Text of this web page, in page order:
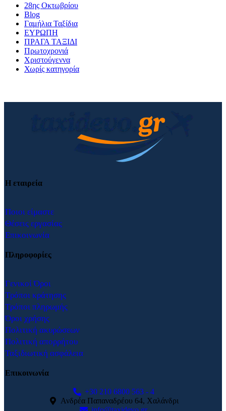
28ης Οκτωβρίου
Blog
Γαμήλια Ταξίδια
ΕΥΡΩΠΗ
ΠΡΑΓΑ ΤΑΞΙΔΙ
Πρωτοχρονιά
Χριστούγεννα
Χωρίς κατηγορία
Η εταιρεία
Ποιοι είμαστε
Θέσεις εργασίας
Επικοινωνία
Πληροφορίες
Γενικοί Όροι
Τρόποι κράτησης
Τρόποι πληρωμής
Όροι χρήσης
Πολιτική ακυρώσεων
Πολιτική απορρήτου
Ταξιδιωτική ασφάλεια
Επικοινωνία
+30 210 6800 563 - 4
Ανδρέα Παπαναδρέου 64, Χαλάνδρι